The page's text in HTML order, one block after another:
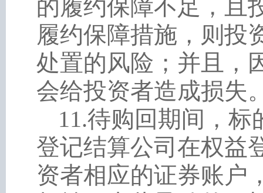
的履约保障不足，且
履约保障措施，则投
处置的风险；并且，
会给投资者造成损失
11.待购回期间，标
登记结算公司在权益
资者相应的证券账户